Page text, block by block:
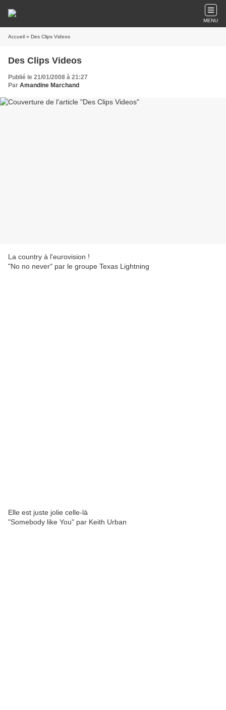
MENU
Accueil » Des Clips Videos
Des Clips Videos
Publié le 21/01/2008 à 21:27
Par Amandine Marchand
La country à l'eurovision !
"No no never" par le groupe Texas Lightning
Elle est juste jolie celle-là
"Somebody like You" par Keith Urban